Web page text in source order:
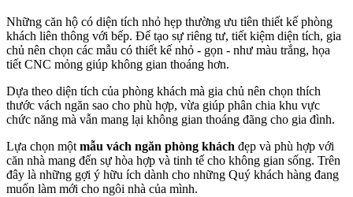
Những căn hộ có diện tích nhỏ hẹp thường ưu tiên thiết kế phòng
khách liên thông với bếp. Để tạo sự riêng tư, tiết kiệm diện tích, gia
chủ nên chọn các mẫu có thiết kế nhỏ - gọn - như màu trắng, họa
tiết CNC mỏng giúp không gian thoáng hơn.
Dựa theo diện tích của phòng khách mà gia chủ nên chọn thích
thước vách ngăn sao cho phù hợp, vừa giúp phân chia khu vực
chức năng mà vẫn mang lại không gian thoáng đãng cho gia đình.
Lựa chọn một mẫu vách ngăn phòng khách đẹp và phù hợp với
căn nhà mang đến sự hòa hợp và tinh tế cho không gian sống. Trên
đây là những gợi ý hữu ích dành cho những Quý khách hàng đang
muốn làm mới cho ngôi nhà của mình.